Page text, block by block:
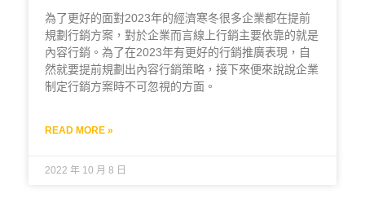
為了更好的面對2023年的經濟寒冬很多企業都在提前
規劃行銷方案，對於企業而言線上行銷主要依靠的就是
內容行銷。為了在2023年有更好的行銷推廣表現，自
然就要提前規劃出內容行銷策略，接下來便來說說企業
制定行銷方案時不可忽視的方面。
READ MORE »
2022 年 10 月 8 日